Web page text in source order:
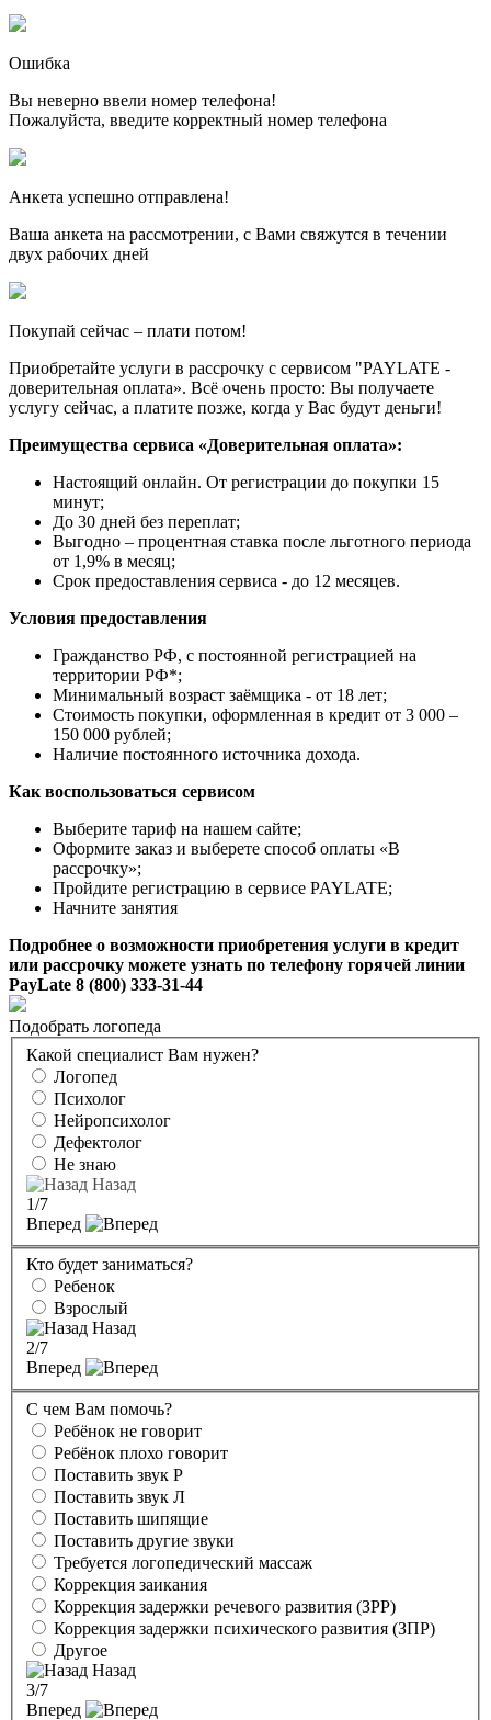
Ошибка
Вы неверно ввели номер телефона!
Пожалуйста, введите корректный номер телефона
Анкета успешно отправлена!
Ваша анкета на рассмотрении, с Вами свяжутся в течении
двух рабочих дней
Покупай сейчас – плати потом!
Приобретайте услуги в рассрочку с сервисом "PAYLATE -
доверительная оплата». Всё очень просто: Вы получаете
услугу сейчас, а платите позже, когда у Вас будут деньги!
Преимущества сервиса «Доверительная оплата»:
Настоящий онлайн. От регистрации до покупки 15
минут;
До 30 дней без переплат;
Выгодно – процентная ставка после льготного периода
от 1,9% в месяц;
Срок предоставления сервиса - до 12 месяцев.
Условия предоставления
Гражданство РФ, с постоянной регистрацией на
территории РФ*;
Минимальный возраст заёмщика - от 18 лет;
Стоимость покупки, оформленная в кредит от 3 000 –
150 000 рублей;
Наличие постоянного источника дохода.
Как воспользоваться сервисом
Выберите тариф на нашем сайте;
Оформите заказ и выберете способ оплаты «В
рассрочку»;
Пройдите регистрацию в сервисе PAYLATE;
Начните занятия
Подробнее о возможности приобретения услуги в кредит
или рассрочку можете узнать по телефону горячей линии
PayLate 8 (800) 333-31-44
Подобрать логопеда
Какой специалист Вам нужен?
Логопед
Психолог
Нейропсихолог
Дефектолог
Не знаю
Назад
1/7
Вперед
Кто будет заниматься?
Ребенок
Взрослый
Назад
2/7
Вперед
С чем Вам помочь?
Ребёнок не говорит
Ребёнок плохо говорит
Поставить звук Р
Поставить звук Л
Поставить шипящие
Поставить другие звуки
Требуется логопедический массаж
Коррекция заикания
Коррекция задержки речевого развития (ЗРР)
Коррекция задержки психического развития (ЗПР)
Другое
Назад
3/7
Вперед